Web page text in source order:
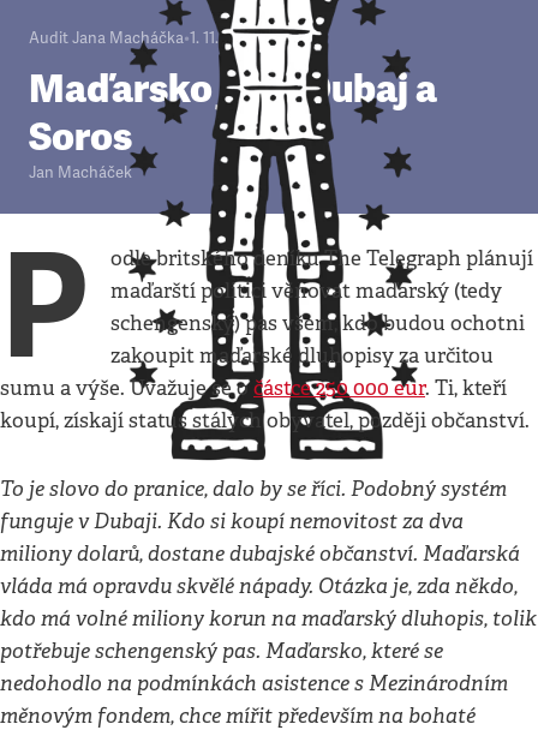
Audit Jana Macháčka•1. 11. 2012•3minuty
Maďarsko jako Dubaj a
Soros
Jan Macháček
P
odle britského deníku The Telegraph plánují
maďarští politici věnovat maďarský (tedy
schengenský) pas všem, kdo budou ochotni
zakoupit maďarské dluhopisy za určitou
sumu a výše. Uvažuje se očástce 250 000 eur. Ti, kteří
koupí, získají status stálých obyvatel, později občanství.
To je slovo do pranice, dalo by se říci. Podobný systém
funguje v Dubaji. Kdo si koupí nemovitost za dva
miliony dolarů, dostane dubajské občanství. Maďarská
vláda má opravdu skvělé nápady. Otázka je, zda někdo,
kdo má volné miliony korun na maďarský dluhopis, tolik
potřebuje schengenský pas. Maďarsko, které se
nedohodlo na podmínkách asistence s Mezinárodním
měnovým fondem, chce mířit především na bohaté